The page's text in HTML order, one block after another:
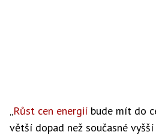
„Růst cen energií bude mít do
větší dopad než současné